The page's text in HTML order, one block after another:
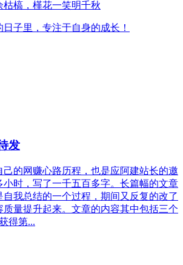
枯槁，槿花一笑明千秋
子里，专注于自身的成长！
发
己的网赚心路历程，也是应阿建站长的邀
小时，写了一千五百多字。长篇幅的文章
我总结的一个过程，期间又反复的改了
量提升起来。文章的内容其中包括三个
得第...